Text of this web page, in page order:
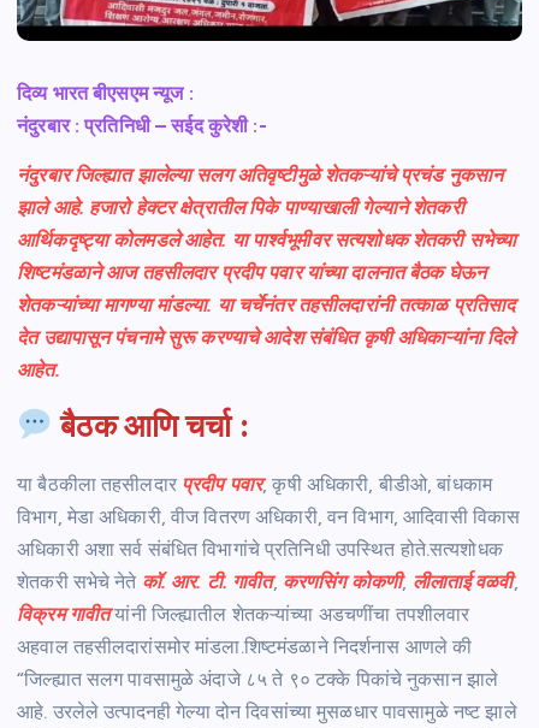
दिव्य भारत बीएसएम न्यूज :
नंदुरबार : प्रतिनिधी – सईद कुरेशी :-
नंदुरबार जिल्ह्यात झालेल्या सलग अतिवृष्टीमुळे शेतकऱ्यांचे प्रचंड नुकसान
झाले आहे. हजारो हेक्टर क्षेत्रातील पिके पाण्याखाली गेल्याने शेतकरी
आर्थिकदृष्ट्या कोलमडले आहेत. या पार्श्वभूमीवर सत्यशोधक शेतकरी सभेच्या
शिष्टमंडळाने आज तहसीलदार प्रदीप पवार यांच्या दालनात बैठक घेऊन
शेतकऱ्यांच्या मागण्या मांडल्या. या चर्चेनंतर तहसीलदारांनी तत्काळ प्रतिसाद
देत उद्यापासून पंचनामे सुरू करण्याचे आदेश संबंधित कृषी अधिकाऱ्यांना दिले
आहेत.
बैठक आणि चर्चा :
या बैठकीला तहसीलदार प्रदीप पवार, कृषी अधिकारी, बीडीओ, बांधकाम
विभाग, मेडा अधिकारी, वीज वितरण अधिकारी, वन विभाग, आदिवासी विकास
अधिकारी अशा सर्व संबंधित विभागांचे प्रतिनिधी उपस्थित होते.सत्यशोधक
शेतकरी सभेचे नेते कॉ. आर. टी. गावीत, करणसिंग कोकणी, लीलाताई वळवी,
विक्रम गावीतयांनी जिल्ह्यातील शेतकऱ्यांच्या अडचणींचा तपशीलवार
अहवाल तहसीलदारांसमोर मांडला.शिष्टमंडळाने निदर्शनास आणले की
“जिल्ह्यात सलग पावसामुळे अंदाजे ८५ ते ९० टक्के पिकांचे नुकसान झाले
आहे. उरलेले उत्पादनही गेल्या दोन दिवसांच्या मुसळधार पावसामुळे नष्ट झाले